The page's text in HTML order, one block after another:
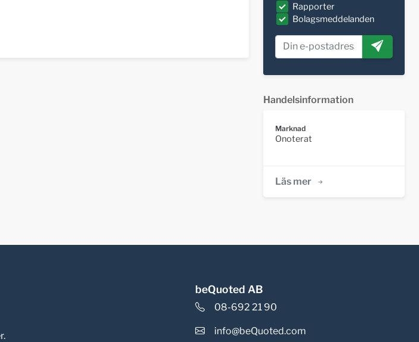
Rapporter
Bolagsmeddelanden
Handelsinformation
Marknad
Onoterat
Läs mer
beQuoted AB
08-692 21 90
info@beQuoted.com